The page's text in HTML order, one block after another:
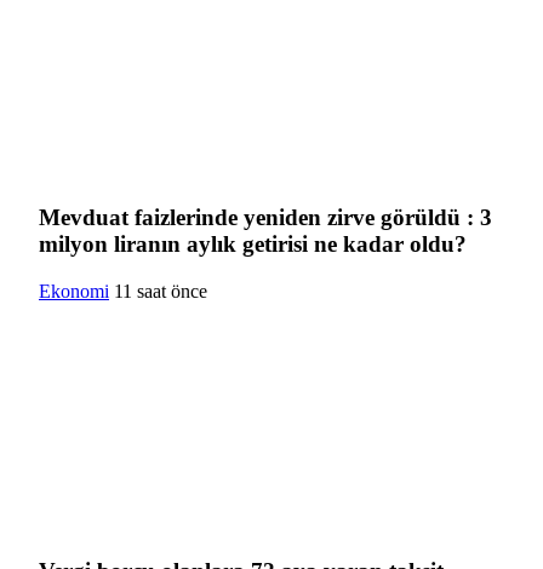
Mevduat faizlerinde yeniden zirve görüldü : 3
milyon liranın aylık getirisi ne kadar oldu?
Ekonomi 11 saat önce